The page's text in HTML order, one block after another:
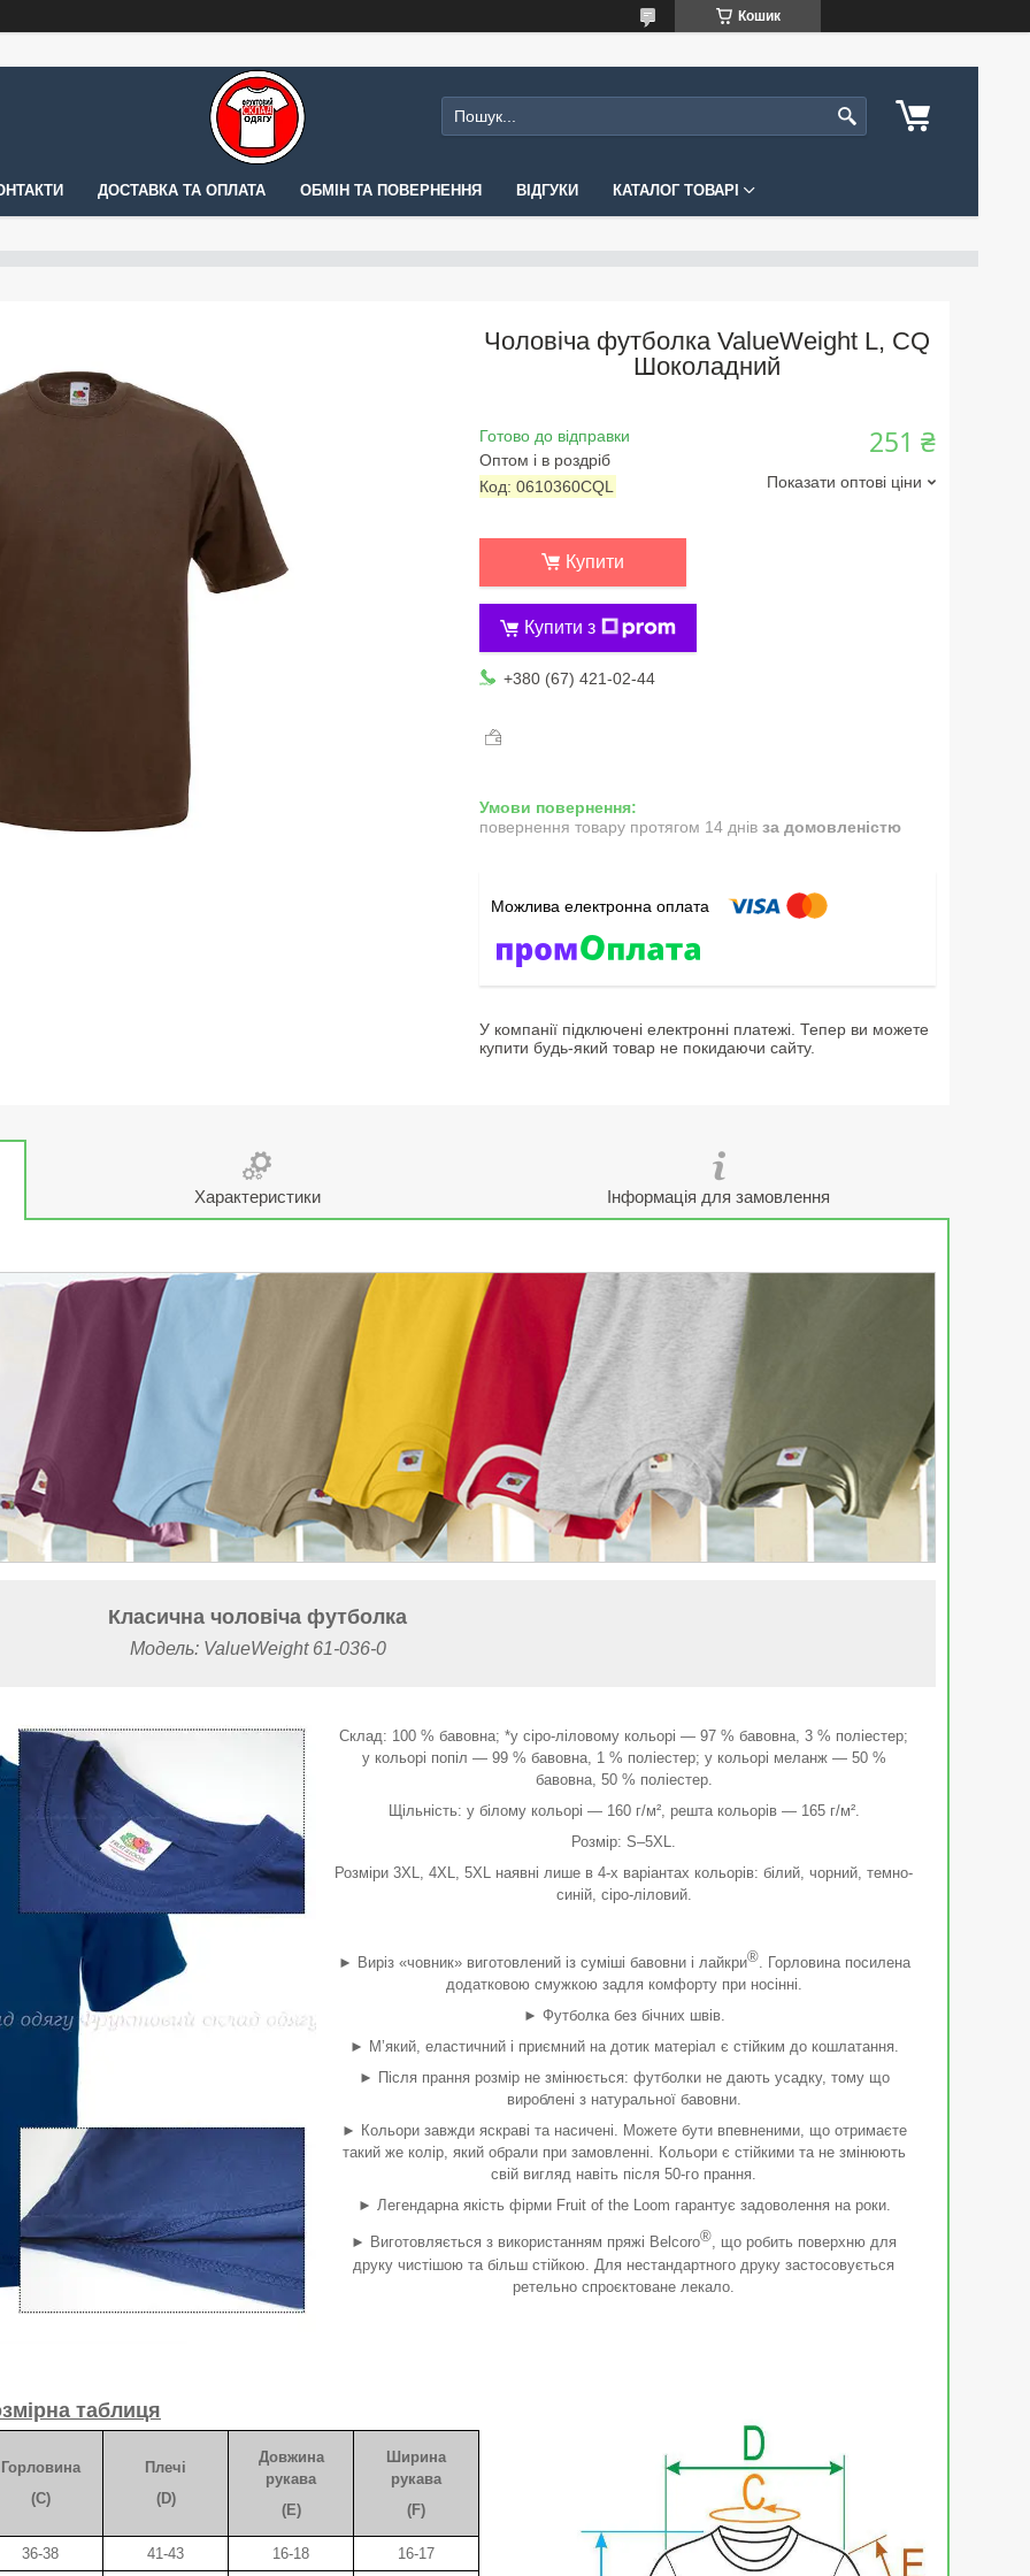
Кошик
ДОСТАВКА ТА ОПЛАТА ОБМІН ТА ПОВЕРНЕННЯ ВІДГУКИ КАТАЛОГ ТОВАРІ
Чоловіча футболка ValueWeight L, CQ
Шоколадний
Готово до відправки
Оптом і в роздріб
Код: 0610360CQL
251 ₴
Показати оптові ціни
Купити
Купити з
+380 (67) 421-02-44
повернення товару протягом 14 днів за домовленістю
У компанії підключені електронні платежі. Тепер ви можете
купити будь-який товар не покидаючи сайту.
Характеристики Інформація для замовлення
Класична чоловіча футболка
Модель: ValueWeight 61-036-0
Склад: 100 % бавовна; *у сіро-ліловому кольорі — 97 % бавовна, 3 % поліестер;
у кольорі попіл — 99 % бавовна, 1 % поліестер; у кольорі меланж — 50 %
бавовна, 50 % поліестер.
Щільність: у білому кольорі — 160 г/м², решта кольорів — 165 г/м².
Розмір: S–5XL.
Розміри 3XL, 4XL, 5XL наявні лише в 4-х варіантах кольорів: білий, чорний, темно-
синій, сіро-ліловий.
► Виріз «човник» виготовлений із суміші бавовни і лайкри®. Горловина посилена
додатковою смужкою задля комфорту при носінні.
► Футболка без бічних швів.
► М’який, еластичний і приємний на дотик матеріал є стійким до кошлатання.
► Після прання розмір не змінюється: футболки не дають усадку, тому що
вироблені з натуральної бавовни.
► Кольори завжди яскраві та насичені. Можете бути впевненими, що отримаєте
такий же колір, який обрали при замовленні. Кольори є стійкими та не змінюють
свій вигляд навіть після 50-го прання.
► Легендарна якість фірми Fruit of the Loom гарантує задоволення на роки.
► Виготовляється з використанням пряжі Belcoro®, що робить поверхню для
друку чистішою та більш стійкою. Для нестандартного друку застосовується
ретельно спроєктоване лекало.
таблиця
Горловина
(C)
Плечі
(D)
Довжина
рукава
(E)
Ширина
рукава
(F)
36-38 41-43 16-18 16-17